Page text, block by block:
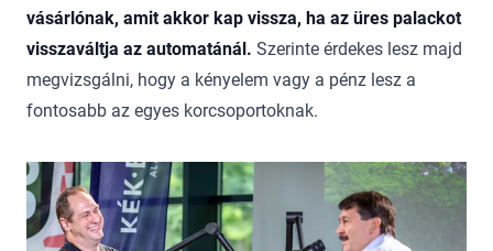
vásárlónak, amit akkor kap vissza, ha az üres palackot
visszaváltja az automatánál. Szerinte érdekes lesz majd
megvizsgálni, hogy a kényelem vagy a pénz lesz a
fontosabb az egyes korcsoportoknak.